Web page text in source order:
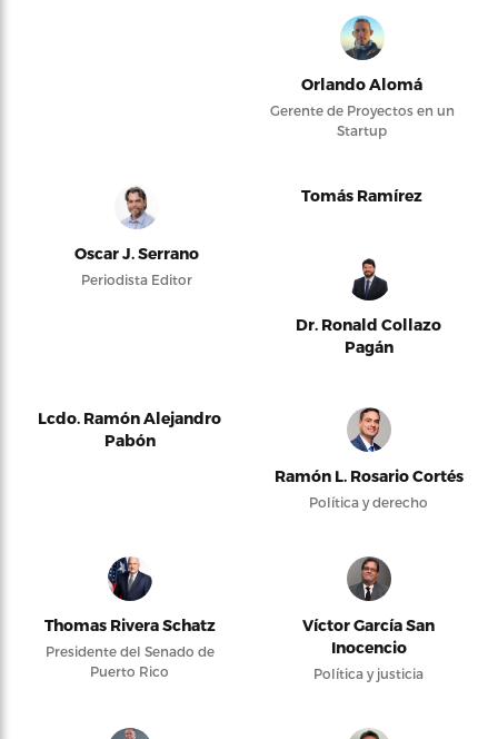
Orlando Alomá
Gerente de Proyectos en un
Startup
Oscar J. Serrano
Periodista Editor
Tomás Ramírez
Dr. Ronald Collazo
Pagán
Lcdo. Ramón Alejandro
Pabón
Ramón L. Rosario Cortés
Política y derecho
Thomas Rivera Schatz
Presidente del Senado de
Puerto Rico
Víctor García San
Inocencio
Política y justicia